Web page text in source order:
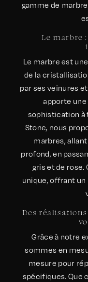
gamme de
Le marbre
Le marbre est
de la
par ses veinures
apporte
sophistication à
Stone, nous
marbres,
profond, en
gris et de rose.
unique, offrant
Des
Grâce à notre
sommes en
mesure pour
spécifiques. Que